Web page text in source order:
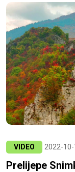
VIDEO 2022-
Prelijepe